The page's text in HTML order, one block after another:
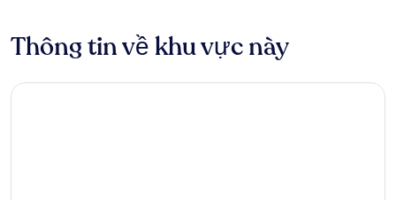
Thông tin về khu vực này